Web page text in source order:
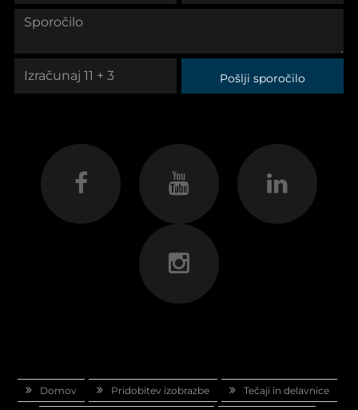
Pošlji sporočilo
Domov Pridobitev izobrazbe Tečaji in delavnice